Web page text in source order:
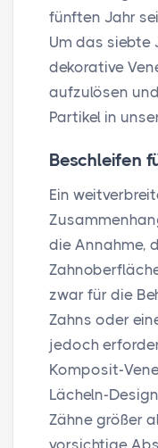
fünften Jahr
Um das siebte
dekorative
aufzulösen
Partikel in
Beschleifen
Ein
die Annahme,
zwar für die
Zahns oder
jedoch
Komposit-
Lächeln-
Zähne größer
vorsichtige